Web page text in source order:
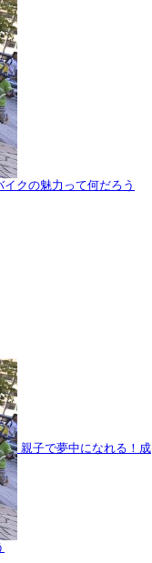
クの魅力って何だろう
親子で夢中になれる！成